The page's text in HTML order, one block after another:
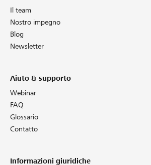
Il team
Nostro impegno
Blog
Newsletter
Aiuto & supporto
Webinar
FAQ
Glossario
Contatto
Informazioni giuridiche